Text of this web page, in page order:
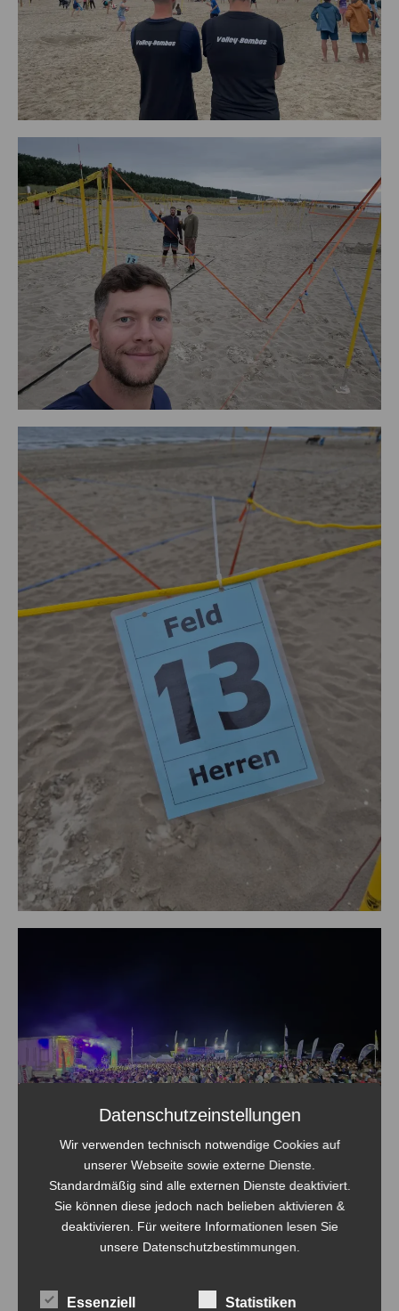
Mehr vom Usedom-Beachcup unter Home of Beach
Datenschutzeinstellungen
Wir verwenden technisch notwendige Cookies auf
unserer Webseite sowie externe Dienste.
Standardmäßig sind alle externen Dienste deaktiviert.
Sie können diese jedoch nach belieben aktivieren &
deaktivieren. Für weitere Informationen lesen Sie
unsere Datenschutzbestimmungen.
Essenziell Statistiken